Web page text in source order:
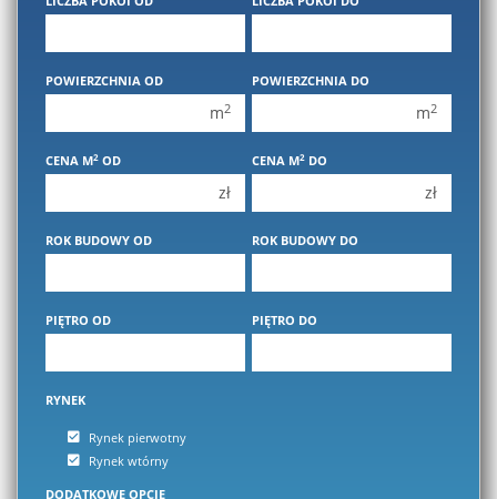
2 pokoje
3 pokoje
4 pokoje
6 pokoi
2 pokoje
3 pokoje
4 pokoje
6 pokoi
POWIERZCHNIA OD
m2
POWIERZCHNIA DO
m2
CENA M2 OD
zł
CENA M2 DO
zł
ROK BUDOWY OD ROK BUDOWY DO
PIĘTRO OD PIĘTRO DO
RYNEK
Rynek pierwotny
Rynek wtórny
DODATKOWE OPCJE